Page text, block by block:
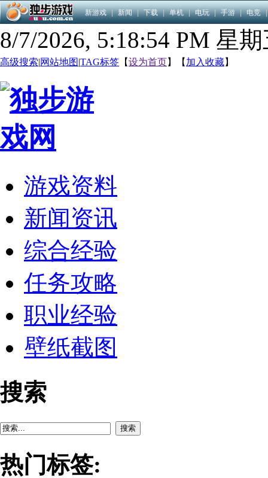
新游戏 | 新闻 | 下载 | 单机 | 电玩 | 手游 | 电竞 |
8/7/2026, 5:18:54 PM 星
高级搜索|网站地图|TAG标签 【设为首页】【 加入收藏】
游戏资料
新闻资讯
综合经验
任务攻略
职业经验
壁纸截图
搜索
搜索
热门标签: